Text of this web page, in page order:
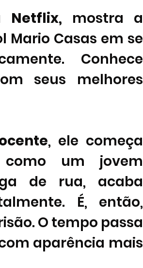
Netflix, mostra a
Mario Casas em se
Conhece
seus melhores
, ele começa
como um jovem
de rua, acaba
É, então,
O tempo passa
aparência mais